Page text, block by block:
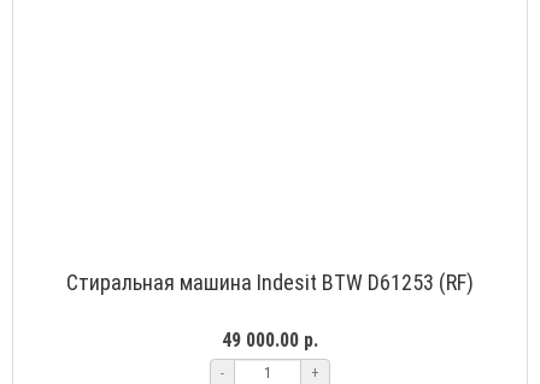
Стиральная машина Indesit BTW D61253 (RF)
49 000.00 р.
- +